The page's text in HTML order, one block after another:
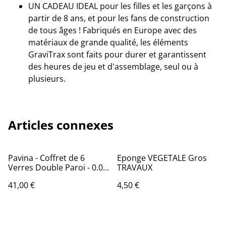
UN CADEAU IDEAL pour les filles et les garçons à
partir de 8 ans, et pour les fans de construction
de tous âges ! Fabriqués en Europe avec des
matériaux de grande qualité, les éléments
GraviTrax sont faits pour durer et garantissent
des heures de jeu et d'assemblage, seul ou à
plusieurs.
Articles connexes
Pavina - Coffret de 6
Verres Double Paroi - 0.08
41,00 €
Eponge VEGETALE Gros
TRAVAUX
4,50 €